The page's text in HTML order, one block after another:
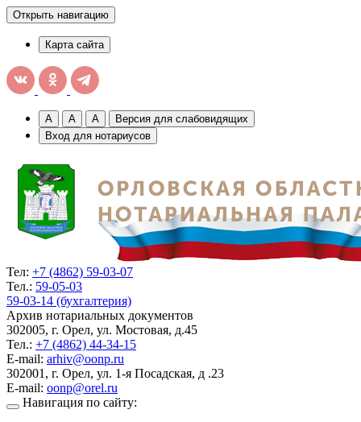
Открыть навигацию
Карта сайта
A A A
Версия для слабовидящих
Вход для нотариусов
Тел: +7 (4862) 59-03-07
Тел.: 59-05-03
59-03-14 (бухгалтерия)
Архив нотариальных документов
302005, г. Орел, ул. Мостовая, д.45
Тел.: +7 (4862) 44-34-15
E-mail: arhiv@oonp.ru
302001, г. Орел, ул. 1-я Посадская, д .23
E-mail: oonp@orel.ru
Навигация по сайту: